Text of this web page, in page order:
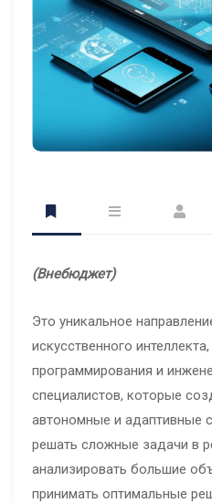
(Внебюджет)
Это уникальное
искусственного
программирования и
специалистов, которые
автономные и адаптивные
решать сложные задачи в
анализировать большие
принимать оптимальные